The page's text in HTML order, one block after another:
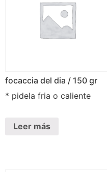
focaccia del dia / 150 gr
* pidela fria o caliente
Leer más